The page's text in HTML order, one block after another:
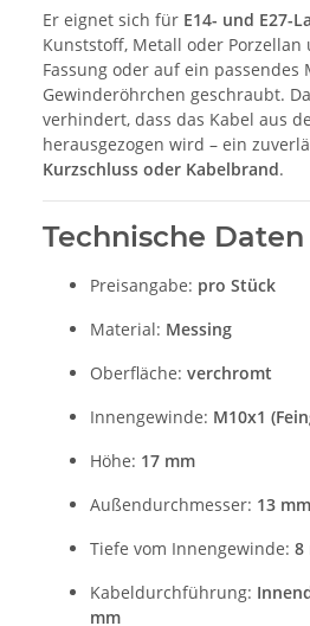
Er eignet sich für E14- und E27-
Kunststoff, Metall oder
Fassung oder auf ein passendes
Gewinderöhrchen geschraubt.
verhindert, dass das Kabel aus
herausgezogen wird – ein
Kurzschluss oder Kabelbrand.
Technische Daten
Preisangabe: pro Stück
Material: Messing
Oberfläche: verchromt
Innengewinde: M10x1
Höhe: 17 mm
Außendurchmesser: 13 mm
Tiefe vom Innengewinde: 8
Kabeldurchführung:
mm